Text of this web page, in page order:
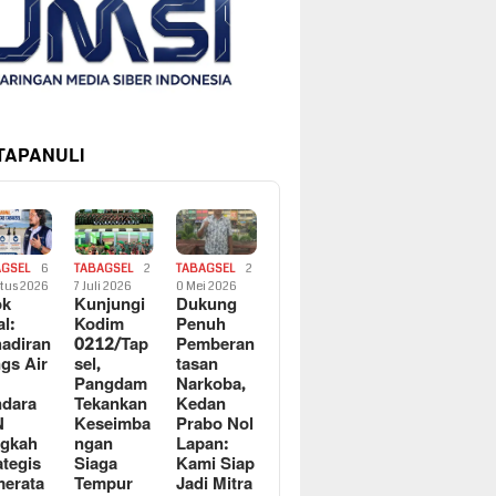
6
2026
Air
TABAGSEL
2
7 Juli 2026
Kunjungi
Kodim
0212/Tap
sel,
Pangdam
Tekankan
Keseimba
ngan
Siaga
Tempur
TABAGSEL
2
0 Mei 2026
Dukung
Penuh
Pemberan
tasan
Narkoba,
Kedan
Prabo Nol
Lapan:
Kami Siap
Jadi Mitra